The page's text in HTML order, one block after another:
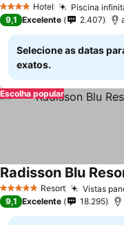
4 EstrelasHotel Piscina
9,1 Excelente 2.407
Selecione as datas
exatos.
Escolha popular
5 Estrelas Resort Vistas
9,1 Excelente 18.295